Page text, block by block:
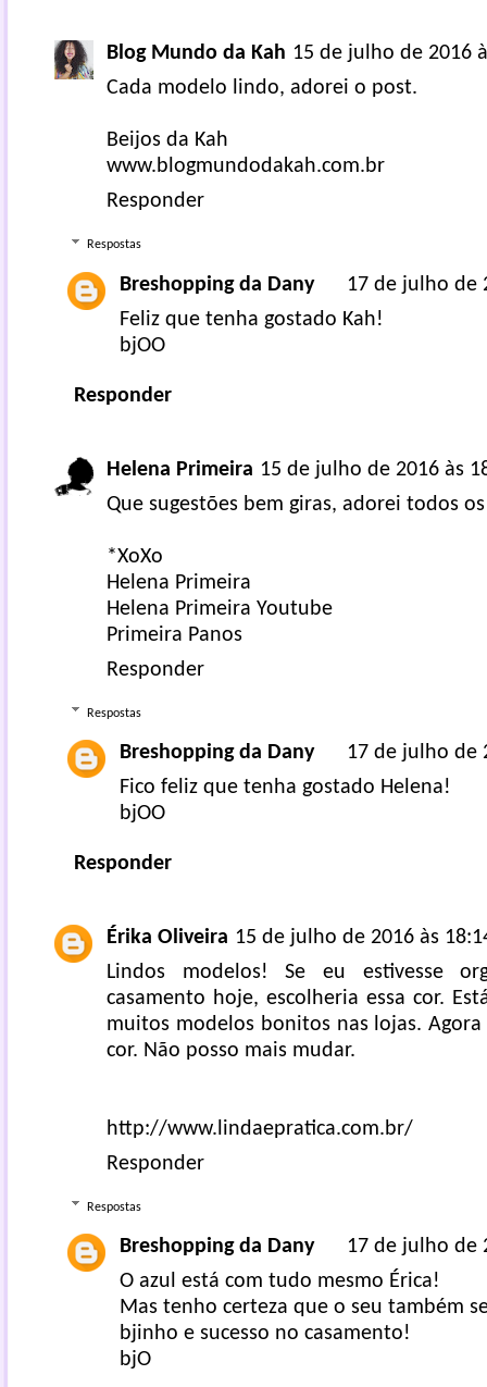
Blog Mundo da Kah 15 de julho de 2016
Cada modelo lindo, adorei o post.
Beijos da Kah
www.blogmundodakah.com.br
Responder
Respostas
Breshopping da Dany
17 de julho de
Feliz que tenha gostado Kah!
bjOO
Responder
Helena Primeira 15 de julho de 2016 às
Que sugestões bem giras, adorei todos
*XoXo
Helena Primeira
Helena Primeira Youtube
Primeira Panos
Responder
Respostas
Breshopping da Dany
17 de julho de
Fico feliz que tenha gostado Helena!
bjOO
Responder
Érika Oliveira 15 de julho de 2016 às
Lindos modelos! Se eu estivesse
casamento hoje, escolheria essa cor.
muitos modelos bonitos nas lojas.
cor. Não posso mais mudar.
http://www.lindaepratica.com.br/
Responder
Respostas
Breshopping da Dany
17 de julho de
O azul está com tudo mesmo Érica!
Mas tenho certeza que o seu também
bjinho e sucesso no casamento!
bjO